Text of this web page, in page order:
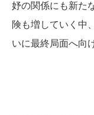
妤の関係にも新た
険も増していく
いに最終局面へ向